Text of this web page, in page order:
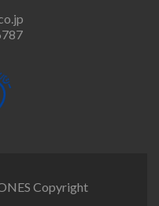
Copyright